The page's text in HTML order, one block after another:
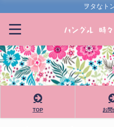
ヲタなト
TOP お問